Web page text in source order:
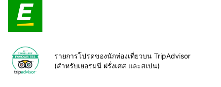
รายการโปรดของนักท่องเที่ยวบน TripAdvisor
(สำหรับเยอรมนี ฝรั่งเศส และสเปน)